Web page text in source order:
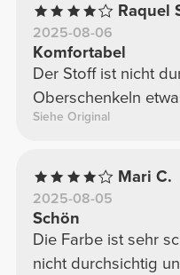
Raquel
2025-08-06
Komfortabel
Der Stoff ist nicht
Oberschenkeln
Siehe Original
Mari C.
2025-08-05
Schön
Die Farbe ist sehr
nicht durchsichtig